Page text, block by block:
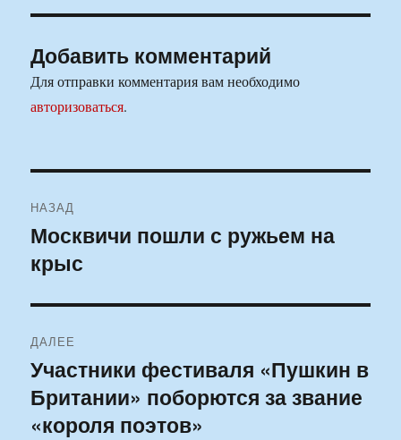
Добавить комментарий
Для отправки комментария вам необходимо
авторизоваться.
по
записям
НАЗАД
Предыдущая
запись:
Москвичи пошли с ружьем на
крыс
ДАЛЕЕ
Следующая
запись:
Участники фестиваля «Пушкин в
Британии» поборются за звание
«короля поэтов»